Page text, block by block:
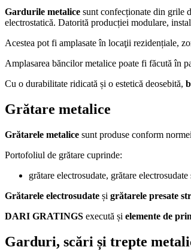
Gardurile metalice sunt confecționate din grile
electrostatică. Datorită producției modulare,
Acestea pot fi amplasate în locaţii rezidențiale,
Amplasarea băncilor metalice poate fi făcută în
Cu o durabilitate ridicată și o estetică deosebită,
Grătare metalice
Grătarele metalice sunt produse conform
Portofoliul de grătare cuprinde:
grătare electrosudate, grătare
Grătarele electrosudate și grătarele presate
DARI GRATINGS execută și elemente de
Garduri, scări și trepte